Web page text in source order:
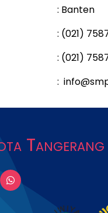
: Banten
: (021)
: (021)
: